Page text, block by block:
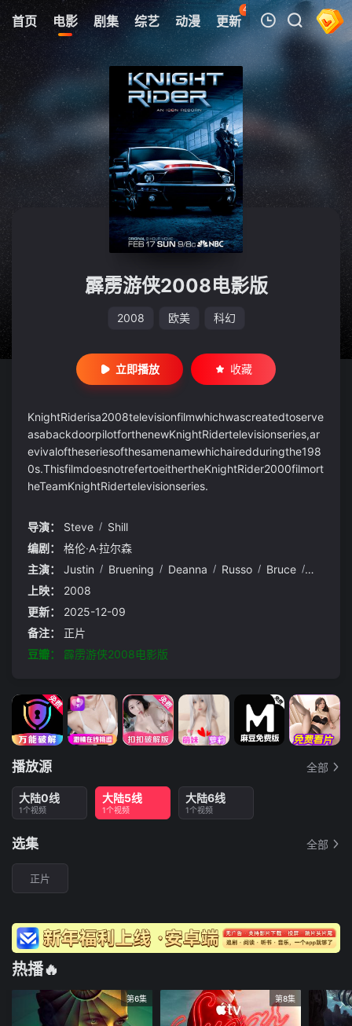
首页 电影 剧集 综艺 动漫 更新
43
热榜 APP
我的观影记录
暂无观看影片的记录
霹雳游侠2008电影版
2008 欧美 科幻
立即播放 收藏
KnightRiderisa2008televisionfilmwhichwascreatedtoserve
asabackdoorpilotforthenewKnightRidertelevisionseries,ar
evivaloftheseriesofthesamenamewhichairedduringthe198
0s.ThisfilmdoesnotrefertoeithertheKnightRider2000filmort
heTeamKnightRidertelevisionseries.
导演： Steve / Shill
编剧：
格伦·A·拉尔森
主演：
Justin / Bruening / Deanna / Russo / Bruce / Davison
上映：
2008
更新：
2025-12-09
备注：
正片
豆瓣：
霹雳游侠2008电影版
播放源 全部
大陆0线
1个视频
大陆5线
1个视频
大陆6线
1个视频
选集 全部
正片
热播🔥
第6集 第8集